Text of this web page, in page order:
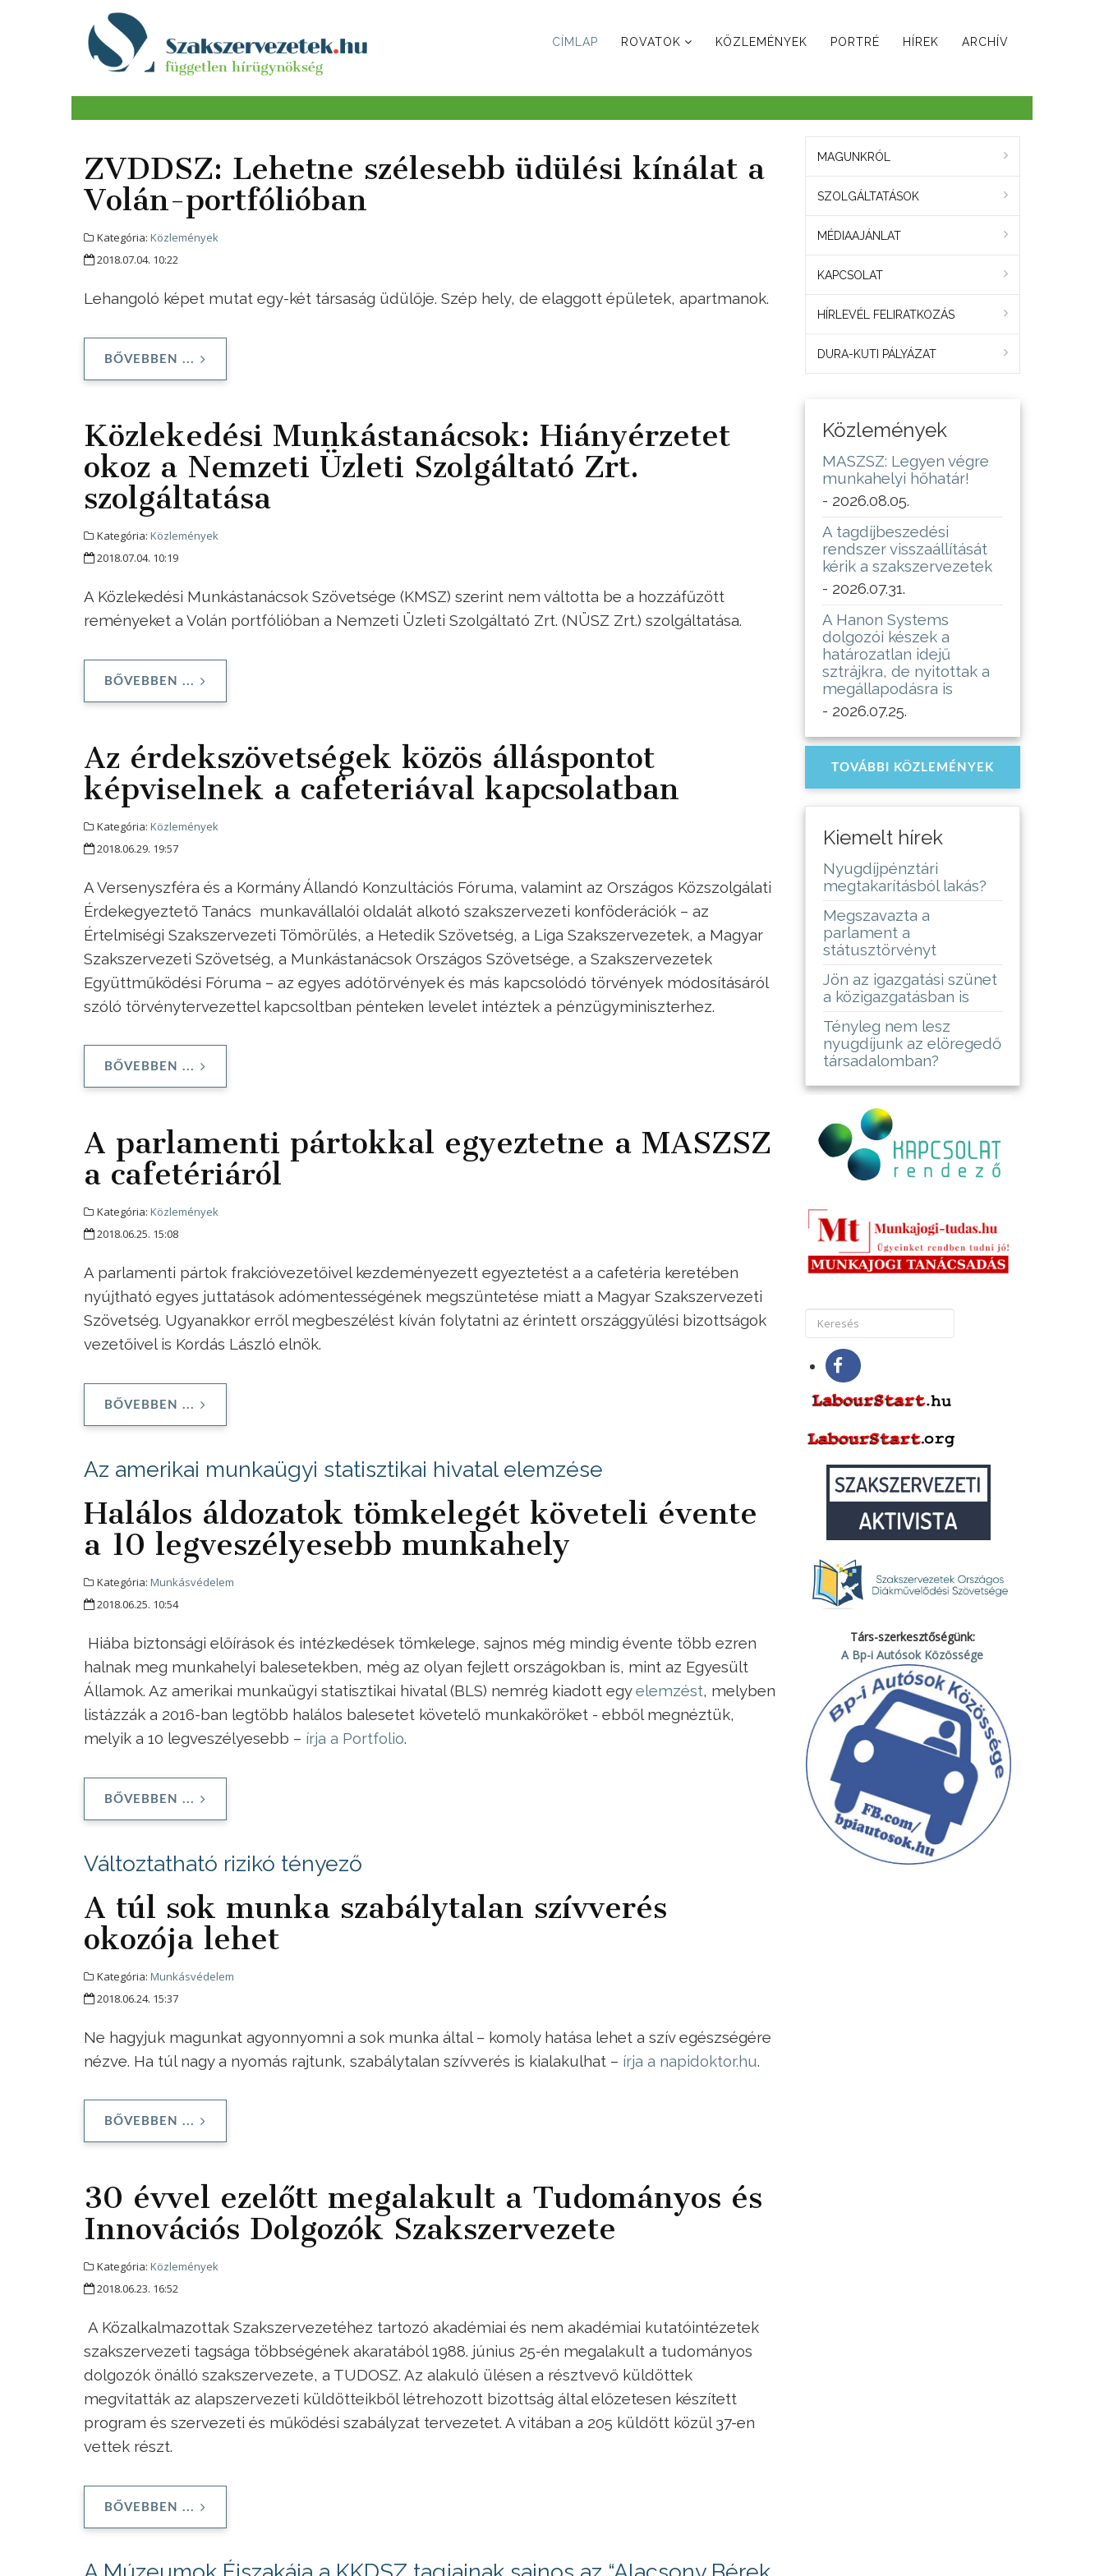
CÍMLAP ROVATOK KÖZLEMÉNYEK PORTRÉ HÍREK ARCHÍV
ZVDDSZ: Lehetne szélesebb üdülési kínálat a
Volán-portfólióban
Kategória: Közlemények
2018.07.04. 10:22
Lehangoló képet mutat egy-két társaság üdülője. Szép hely, de elaggott épületek, apartmanok.
BŐVEBBEN ...
Közlekedési Munkástanácsok: Hiányérzetet
okoz a Nemzeti Üzleti Szolgáltató Zrt.
szolgáltatása
Kategória: Közlemények
2018.07.04. 10:19
A Közlekedési Munkástanácsok Szövetsége (KMSZ) szerint nem váltotta be a hozzáfűzött
reményeket a Volán portfólióban a Nemzeti Üzleti Szolgáltató Zrt. (NÜSZ Zrt.) szolgáltatása.
BŐVEBBEN ...
Az érdekszövetségek közös álláspontot
képviselnek a cafeteriával kapcsolatban
Kategória: Közlemények
2018.06.29. 19:57
A Versenyszféra és a Kormány Állandó Konzultációs Fóruma, valamint az Országos Közszolgálati
Érdekegyeztető Tanács munkavállalói oldalát alkotó szakszervezeti konföderációk – az
Értelmiségi Szakszervezeti Tömörülés, a Hetedik Szövetség, a Liga Szakszervezetek, a Magyar
Szakszervezeti Szövetség, a Munkástanácsok Országos Szövetsége, a Szakszervezetek
Együttműködési Fóruma – az egyes adótörvények és más kapcsolódó törvények módosításáról
szóló törvénytervezettel kapcsoltban pénteken levelet intéztek a pénzügyminiszterhez.
BŐVEBBEN ...
A parlamenti pártokkal egyeztetne a MASZSZ
a cafetériáról
Kategória: Közlemények
2018.06.25. 15:08
A parlamenti pártok frakcióvezetőivel kezdeményezett egyeztetést a a cafetéria keretében
nyújtható egyes juttatások adómentességének megszüntetése miatt a Magyar Szakszervezeti
Szövetség. Ugyanakkor erről megbeszélést kíván folytatni az érintett országgyűlési bizottságok
vezetőivel is Kordás László elnök.
BŐVEBBEN ...
Az amerikai munkaügyi statisztikai hivatal elemzése
Halálos áldozatok tömkelegét követeli évente
a 10 legveszélyesebb munkahely
Kategória: Munkásvédelem
2018.06.25. 10:54
Hiába biztonsági előírások és intézkedések tömkelege, sajnos még mindig évente több ezren
halnak meg munkahelyi balesetekben, még az olyan fejlett országokban is, mint az Egyesült
Államok. Az amerikai munkaügyi statisztikai hivatal (BLS) nemrég kiadott egyelemzést, melyben
listázzák a 2016-ban legtöbb halálos balesetet követelő munkaköröket - ebből megnéztük,
melyik a 10 legveszélyesebb – írja a Portfolio.
BŐVEBBEN ...
Változtatható rizikó tényező
A túl sok munka szabálytalan szívverés
okozója lehet
Kategória: Munkásvédelem
2018.06.24. 15:37
Ne hagyjuk magunkat agyonnyomni a sok munka által – komoly hatása lehet a szív egészségére
nézve. Ha túl nagy a nyomás rajtunk, szabálytalan szívverés is kialakulhat – írja a napidoktor.hu.
BŐVEBBEN ...
30 évvel ezelőtt megalakult a Tudományos és
Innovációs Dolgozók Szakszervezete
Kategória: Közlemények
2018.06.23. 16:52
A Közalkalmazottak Szakszervezetéhez tartozó akadémiai és nem akadémiai kutatóintézetek
szakszervezeti tagsága többségének akaratából 1988. június 25-én megalakult a tudományos
dolgozók önálló szakszervezete, a TUDOSZ. Az alakuló ülésen a résztvevő küldöttek
megvitatták az alapszervezeti küldötteikből létrehozott bizottság által előzetesen készített
program és szervezeti és működési szabályzat tervezetet. A vitában a 205 küldött közül 37-en
vettek részt.
BŐVEBBEN ...
MAGUNKRÓL
SZOLGÁLTATÁSOK
MÉDIAAJÁNLAT
KAPCSOLAT
HÍRLEVÉL FELIRATKOZÁS
DURA-KUTI PÁLYÁZAT
Közlemények
MASZSZ: Legyen végre
munkahelyi hőhatár!
- 2026.08.05.
A tagdíjbeszedési
rendszer visszaállítását
kérik a szakszervezetek
- 2026.07.31.
A Hanon Systems
dolgozói készek a
határozatlan idejű
sztrájkra, de nyitottak a
megállapodásra is
- 2026.07.25.
TOVÁBBI KÖZLEMÉNYEK
Kiemelt hírek
Nyugdíjpénztári
megtakarításból lakás?
Megszavazta a
parlament a
státusztörvényt
Jön az igazgatási szünet
a közigazgatásban is
Tényleg nem lesz
nyugdíjunk az elöregedő
társadalomban?
Társ-szerkesztőségünk:
A Bp-i Autósok Közössége